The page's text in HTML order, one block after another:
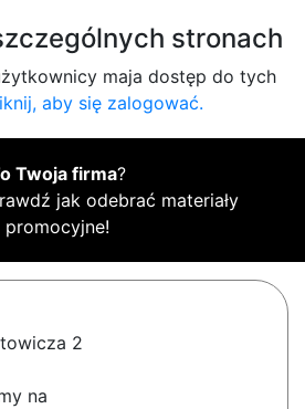
stronach
maja dostęp do tych
aby się zalogować.
Twoja firma?
jak odebrać materiały
promocyjne!
2
na